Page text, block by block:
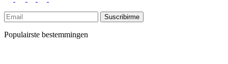
Suscribirme
Populairste bestemmingen